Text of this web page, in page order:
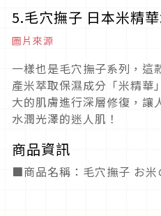
5.毛穴撫子 日本米精
圖片來源
一樣也是毛穴撫子系列，這
產米萃取保濕成分「米精華
大的肌膚進行深層修復，讓
水潤光澤的迷人肌！
商品資訊
■商品名稱：毛穴撫子 お米